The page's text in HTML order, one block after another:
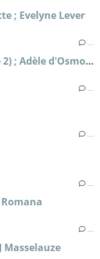
; Evelyne Lever
Mémoires : de 1820 à 1848 (volume 2) ; Adèle d'Osmond comtesse de Boigne
Masselauze